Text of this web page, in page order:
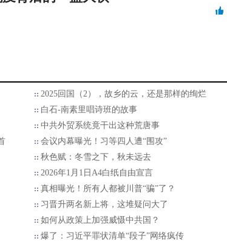
2025回国（2），故乡的云，还是那样的绚烂
白石-南素里唱诗班的故事
中共外贸系统竟干出这种荒唐事
会议内幕曝光！习等四人遭“围攻”
秋色赋：冬雪之下，秋未远去
2026年1月1日A4白纸自由宣言
真相曝光！所有人都被川普“骗”了？
习晋升两名新上将，这堆疑问大了
如何从政策上加强威慑中共国？
爆了：习近平罪状清单“段子”网络疯传